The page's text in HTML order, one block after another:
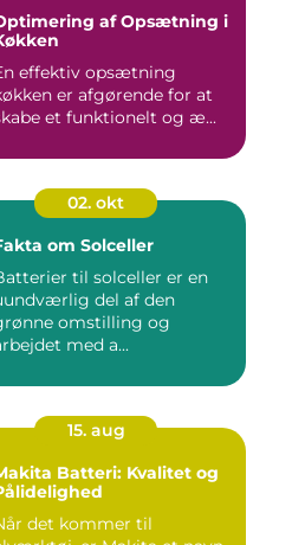
af Opsætning i
effektiv opsætning
er afgørende for at
et funktionelt og æ...
02. okt
om Solceller
til solceller er en
del af den
omstilling og
med a...
15. aug
Batteri: Kvalitet og
det kommer til